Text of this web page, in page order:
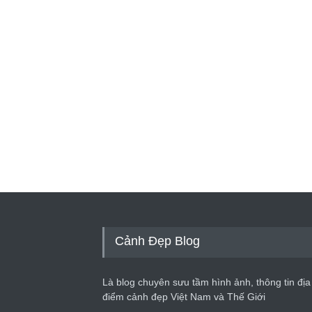
Cảnh Đẹp Blog
Là blog chuyên sưu tầm hình ảnh, thông tin địa
điểm cảnh đẹp Việt Nam và Thế Giới